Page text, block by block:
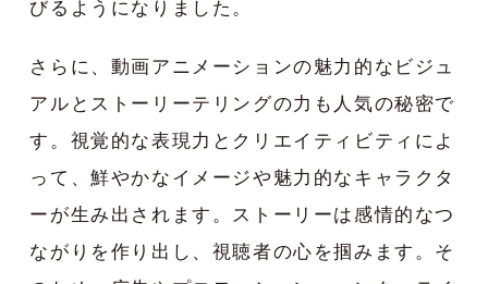
びるようになりました。
さらに、動画アニメーションの魅力的なビジュ
アルとストーリーテリングの力も人気の秘密で
す。視覚的な表現力とクリエイティビティによ
って、鮮やかなイメージや魅力的なキャラクタ
ーが生み出されます。ストーリーは感情的なつ
ながりを作り出し、視聴者の心を掴みます。そ